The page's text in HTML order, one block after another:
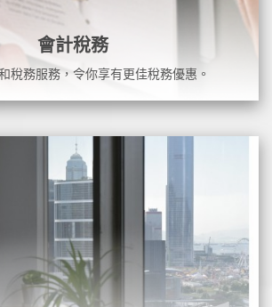
會計稅務
稅務服務，令你享有更佳稅務優惠。